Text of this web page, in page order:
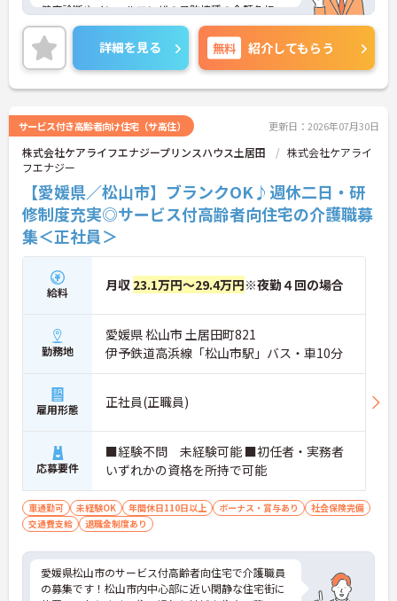
健康診断やインフルエンザの予防接種の全額負担、
がん検診といったように、スタッフの健康を守るた
めの制度や福利厚生が充実しています。また、マイ
カー通勤OKなので、通勤も楽々です◎
ご興味ある方には、面接対策ポイントなど、さらに
い。
詳細を見る 無料 紹介してもらう
サービス付き高齢者向け住宅（サ高住） 更新日：2026年07月30日
株式会社ケアライフエナジープリンスハウス土居田
株式会社ケアライ
フエナジー
【愛媛県／松山市】ブランクOK♪週休二日・研
修制度充実◎サービス付高齢者向住宅の介護職募
集＜正社員＞
給料 月収 23.1万円～29.4万円※夜勤４回の場合
勤務地
愛媛県 松山市 土居田町821
伊予鉄道高浜線「松山市駅」バス・車10分
雇用形態 正社員(正職員)
応募要件
■経験不問 未経験可能 ■初任者・実務者
いずれかの資格を所持で可能
車通勤可 未経験OK 年間休日110日以上 ボーナス・賞与あり
社会保険完備
交通費支給
退職金制度あり
愛媛県松山市のサービス付高齢者向住宅で介護職員
の募集です！松山市内中心部に近い閑静な住宅街に